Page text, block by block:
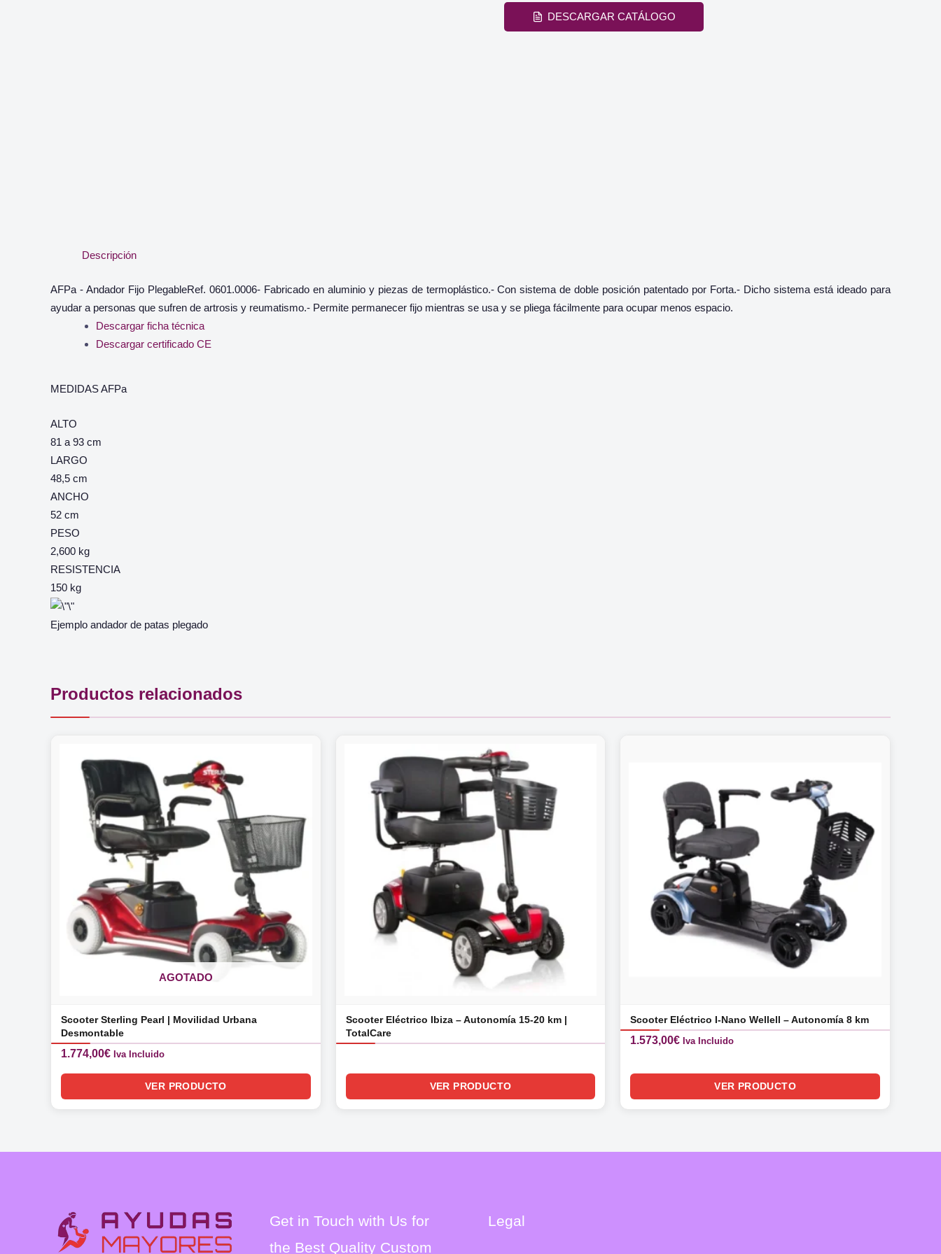
DESCARGAR CATÁLOGO
Descripción
AFPa - Andador Fijo PlegableRef. 0601.0006- Fabricado en aluminio y piezas de termoplástico.- Con sistema de doble posición patentado por Forta.- Dicho sistema está ideado para
ayudar a personas que sufren de artrosis y reumatismo.- Permite permanecer fijo mientras se usa y se pliega fácilmente para ocupar menos espacio.
Descargar ficha técnica
Descargar certificado CE
MEDIDAS AFPa
ALTO
81 a 93 cm
LARGO
48,5 cm
ANCHO
52 cm
PESO
2,600 kg
RESISTENCIA
150 kg
Ejemplo andador de patas plegado
Productos relacionados
AGOTADO
Scooter Sterling Pearl | Movilidad Urbana
Desmontable
1.774,00€ Iva Incluido
VER PRODUCTO
Scooter Eléctrico Ibiza – Autonomía 15-20 km |
TotalCare
VER PRODUCTO
Scooter Eléctrico I-Nano Wellell – Autonomía 8 km
1.573,00€ Iva Incluido
VER PRODUCTO
Get in Touch with Us for
the Best Quality Custom
Legal